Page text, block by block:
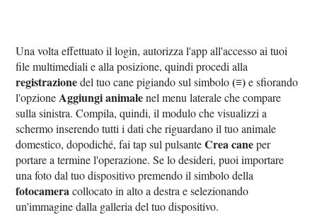
Una volta effettuato il login, autorizza l'app all'accesso ai tuoi
file multimediali e alla posizione, quindi procedi alla
registrazionedel tuo cane pigiando sul simbolo(≡)e sfiorando
l'opzioneAggiungi animalenel menu laterale che compare
sulla sinistra. Compila, quindi, il modulo che visualizzi a
schermo inserendo tutti i dati che riguardano il tuo animale
domestico, dopodiché, fai tap sul pulsanteCrea caneper
portare a termine l'operazione. Se lo desideri, puoi importare
una foto dal tuo dispositivo premendo il simbolo della
fotocameracollocato in alto a destra e selezionando
un'immagine dalla galleria del tuo dispositivo.